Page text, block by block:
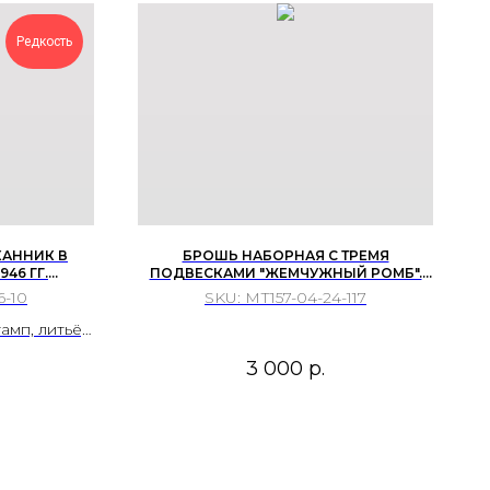
Редкость
В
ГГ.
ФАБРИКА,
10
литьё,
БРОШЬ НАБОРНАЯ С ТРЕМЯ
ПОДВЕСКАМИ "ЖЕМЧУЖНЫЙ РОМБ".
ЧЕХОСЛОВАКИЯ 60-Е ГГ.
SKU: МТ157-04-24-117
3 000 р.